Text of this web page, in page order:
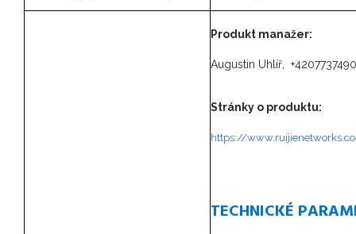
Produkt manažer:
Augustin Uhlíř,
Stránky o produktu:
https://
TECHNICKÉ